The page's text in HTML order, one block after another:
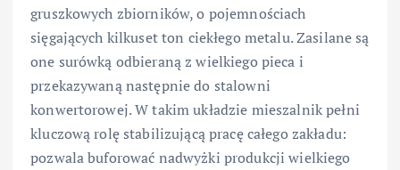
gruszkowych zbiorników, o pojemnościach
sięgających kilkuset ton ciekłego metalu. Zasilane są
one surówką odbieraną z wielkiego pieca i
przekazywaną następnie do stalowni
konwertorowej. W takim układzie mieszalnik pełni
kluczową rolę stabilizującą pracę całego zakładu:
pozwala buforować nadwyżki produkcji wielkiego